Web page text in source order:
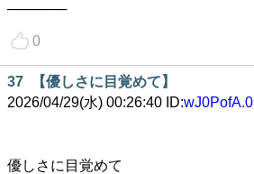
──────
0
37
【優しさに目覚めて】
2026/04/29(水) 00:26:40 ID:wJ0PofA.0
優しさに目覚めて